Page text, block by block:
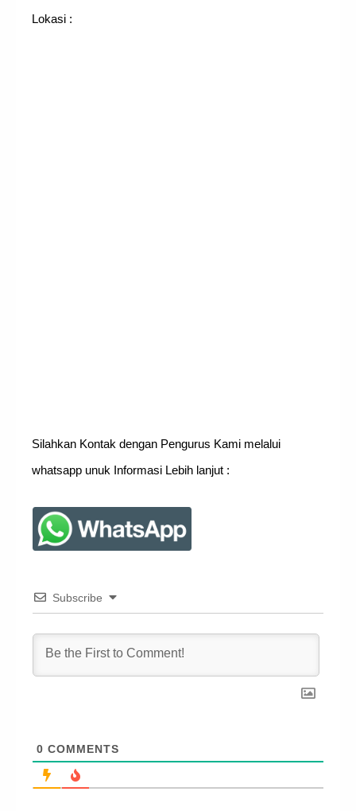
Lokasi :
Silahkan Kontak dengan Pengurus Kami melalui
whatsapp unuk Informasi Lebih lanjut :
Subscribe
0 COMMENTS